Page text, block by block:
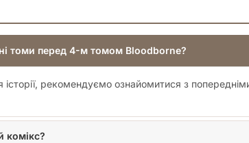
томи перед 4-м томом Bloodborne?
історії, рекомендуємо ознайомитися з
комікс?